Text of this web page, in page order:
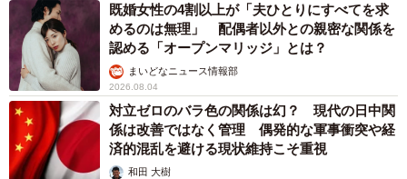
既婚女性の4割以上が「夫ひとりにすべてを求
めるのは無理」 配偶者以外との親密な関係を
認める「オープンマリッジ」とは？
まいどなニュース情報部
2026.08.04
対立ゼロのバラ色の関係は幻？ 現代の日中関
係は改善ではなく管理 偶発的な軍事衝突や経
済的混乱を避ける現状維持こそ重視
和田 大樹